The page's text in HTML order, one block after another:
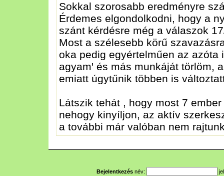
Sokkal szorosabb eredményre
Érdemes elgondolkodni, hogy a
szánt kérdésre még a válaszok
Most a szélesebb körű
oka pedig egyértelműen az
agyam' és más munkáját törlöm,
emiatt úgytűnik többen is
Látszik tehát , hogy most 7
nehogy kinyíljon, az aktív
a további már valóban nem
Bejelentkezés név: